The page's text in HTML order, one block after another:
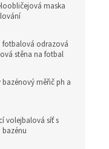
maska
fotbalová odrazová
stěna na fotbal
bazénový měřič ph a
volejbalová síť s